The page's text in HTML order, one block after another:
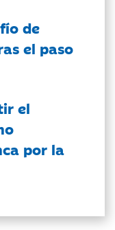
de
el paso
el
por la